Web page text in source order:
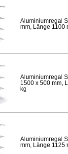
Aluminiumregal
mm, Länge 1100
Aluminiumregal
1500 x 500 mm,
kg
Aluminiumregal
mm, Länge 1125